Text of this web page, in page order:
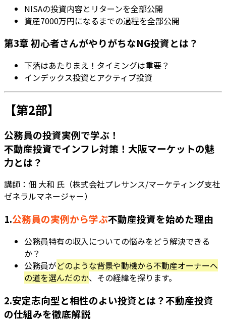
NISAの投資内容とリターンを全部公開
資産7000万円になるまでの過程を全部公開
第3章 初心者さんがやりがちなNG投資とは？
下落はあたりまえ！タイミングは重要？
インデックス投資とアクティブ投資
【第2部】
公務員の投資実例で学ぶ！
不動産投資でインフレ対策！大阪マーケットの魅
力とは？
講師：佃 大和 氏（株式会社プレサンス/マーケティング支社
ゼネラルマネージャー）
1.公務員の実例から学ぶ不動産投資を始めた理由
公務員特有の収入についての悩みをどう解決できる
か？
公務員がどのような背景や動機から不動産オーナーへ
の道を選んだのか、その経緯を探ります。
2.安定志向型と相性のよい投資とは？不動産投資
の仕組みを徹底解説